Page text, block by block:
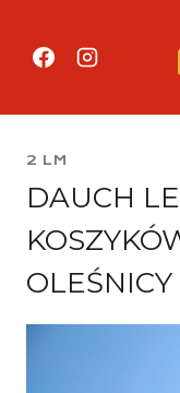
treści
2 LM
DAUCH
OLEŚNICY